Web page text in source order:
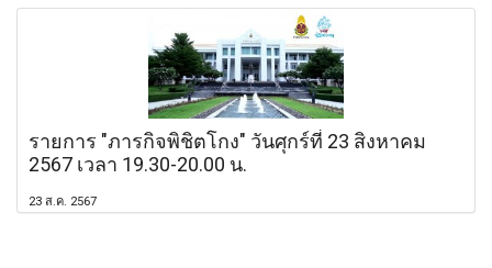
รายการ "ภารกิจพิชิตโกง" วันศุกร์ที่ 23 สิงหาคม
2567 เวลา 19.30-20.00 น.
23 ส.ค. 2567